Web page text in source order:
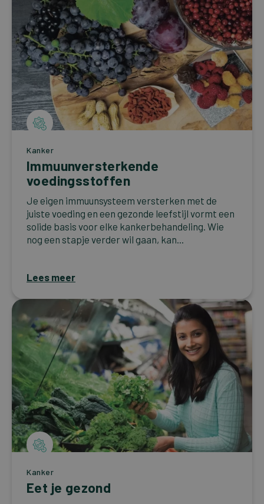
Kanker
Immuunversterkende
voedingsstoffen
Je eigen immuunsysteem versterken met de
juiste voeding en een gezonde leefstijl vormt een
solide basis voor elke kankerbehandeling. Wie
nog een stapje verder wil gaan, kan...
Lees meer
Kanker
Eet je gezond